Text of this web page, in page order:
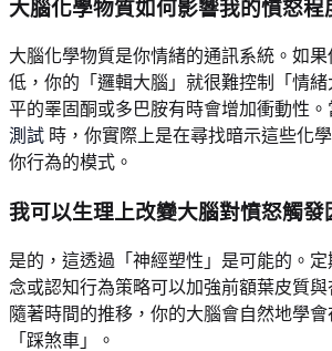
大腦化學物質如何影響我的憤怒程
大腦化學物質是你情緒的通訊系統。如
低，你的「邏輯大腦」就很難控制「情
平的睪固酮或多巴胺有時會增加衝動性。
測試 時，你實際上是在尋找暗示這些化
你行為的模式。
我可以生理上改變大腦對憤怒觸發
是的，這透過「神經塑性」是可能的。
念或認知行為策略可以加強前額葉皮質與
隨著時間的推移，你的大腦會自然地學
「踩煞車」。